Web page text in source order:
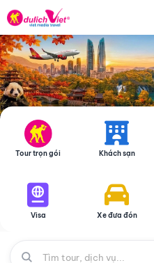
Tour trọn gói Khách sạn
Visa Xe đưa đón